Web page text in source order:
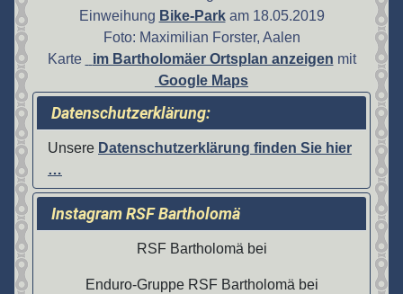
Einweihung Bike-Parkam 18.05.2019
Foto: Maximilian Forster, Aalen
Karte
im Bartholomäer Ortsplan anzeigen mit
Google Maps
Datenschutzerklärung:
Unsere Datenschutzerklärung finden Sie hier
…
Instagram RSF Bartholomä
RSF Bartholomä bei
Enduro-Gruppe RSF Bartholomä bei